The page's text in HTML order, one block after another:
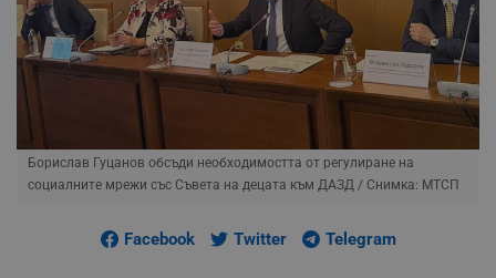
Борислав Гуцанов обсъди необходимостта от регулиране на
социалните мрежи със Съвета на децата към ДАЗД / Снимка: МТСП
Facebook Twitter Telegram